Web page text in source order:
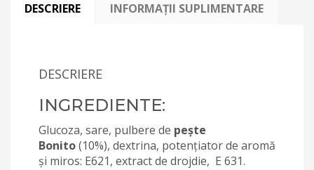
DESCRIERE INFORMAȚII SUPLIMENTARE
DESCRIERE
INGREDIENTE:
Glucoza, sare, pulbere de pește
Bonito(10%), dextrina, potențiator de aromă
și miros: E621, extract de drojdie, E 631.